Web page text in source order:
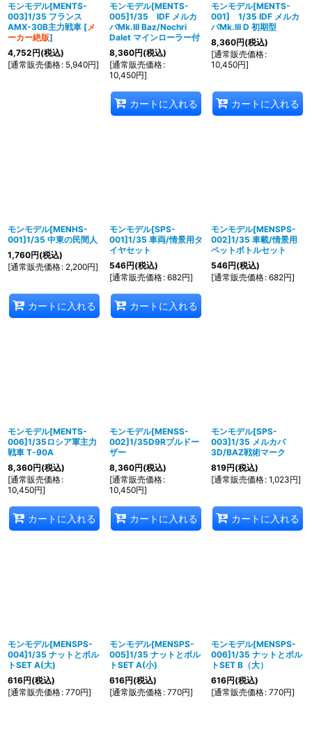
モンモデル[MENTS-
003]1/35 フランス
AMX-30B主力戦車 [メ
ーカー絶版]
4,752円(税込)
[通常販売価格: 5,940円]
モンモデル[MENTS-
005]1/35 IDF メルカ
バMk.III Baz/Nochri
Dalet マインローラー付
8,360円(税込)
[通常販売価格:
10,450円]
カートに入れる
モンモデル[MENTS-
001] 1/35 IDF メルカ
バMk.III D 初期型
8,360円(税込)
[通常販売価格:
10,450円]
カートに入れる
モンモデル[MENHS-
001]1/35 中東の民間人
1,760円(税込)
[通常販売価格: 2,200円]
カートに入れる
モンモデル[SPS-
001]1/35 車両/情景用タ
イヤセット
546円(税込)
[通常販売価格: 682円]
カートに入れる
モンモデル[MENSPS-
002]1/35 車載/情景用
ペットボトルセット
546円(税込)
[通常販売価格: 682円]
モンモデル[MENTS-
006]1/35ロシア軍主力
戦車 T-90A
8,360円(税込)
[通常販売価格:
10,450円]
カートに入れる
モンモデル[MENSS-
002]1/35D9Rブルドー
ザー
8,360円(税込)
[通常販売価格:
10,450円]
カートに入れる
モンモデル[SPS-
003]1/35 メルカバ
3D/BAZ戦術マーク
819円(税込)
[通常販売価格: 1,023円]
カートに入れる
モンモデル[MENSPS-
004]1/35 ナットとボル
トSET A(大)
616円(税込)
[通常販売価格: 770円]
モンモデル[MENSPS-
005]1/35 ナットとボル
トSET A(小)
616円(税込)
[通常販売価格: 770円]
モンモデル[MENSPS-
006]1/35 ナットとボル
トSET B（大）
616円(税込)
[通常販売価格: 770円]